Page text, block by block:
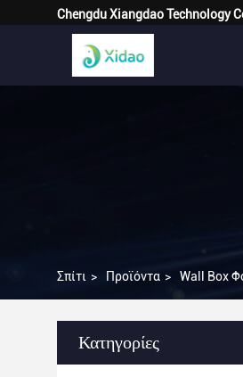
Chengdu Xiangdao Technology
Σπίτι > Προϊόντα > Wall Box
Κατηγορίες